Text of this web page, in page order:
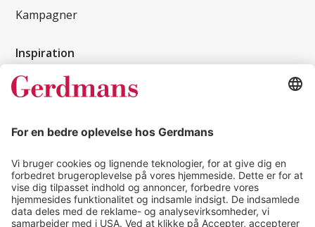
Kampagner
Inspiration
Kundereferencer
Tips & guides
Kontakt
salg@gerdmans.dk
49 18 07 07